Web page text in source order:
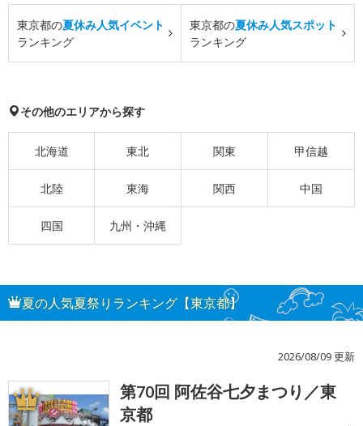
東京都の夏休み人気イベント
ランキング
東京都の夏休み人気スポット
ランキング
その他のエリアから探す
北海道 東北 関東 甲信越
北陸 東海 関西 中国
四国 九州・沖縄
夏の人気夏祭りランキング【東京都】
2026/08/09 更新
1
第70回 阿佐谷七夕まつり／東
京都